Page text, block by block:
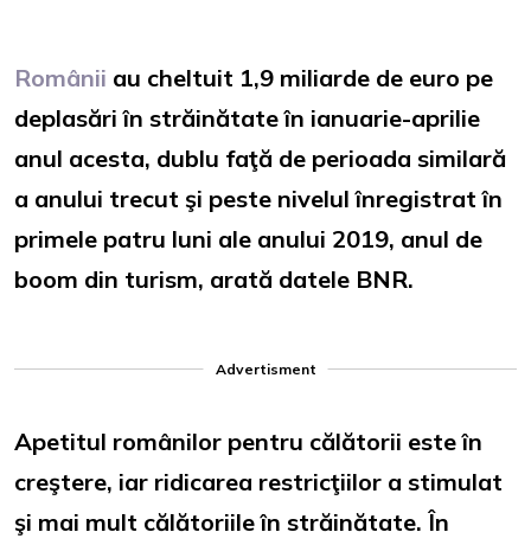
Românii au cheltuit 1,9 miliarde de euro pe
deplasări în străinătate în ianuarie-aprilie
anul acesta, dublu faţă de perioada similară
a anului trecut şi peste nivelul înregistrat în
primele patru luni ale anului 2019, anul de
boom din turism, arată datele BNR.
Advertisment
Apetitul românilor pentru călătorii este în
creştere, iar ridicarea restricţiilor a stimulat
şi mai mult călătoriile în străinătate. În